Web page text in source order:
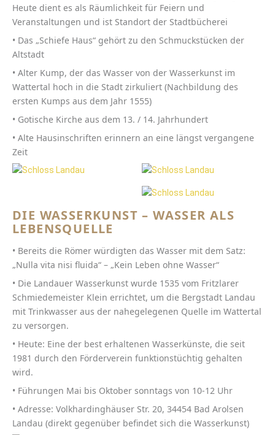
Heute dient es als Räumlichkeit für Feiern und
Veranstaltungen und ist Standort der Stadtbücherei
• Das „Schiefe Haus“ gehört zu den Schmuckstücken der
Altstadt
• Alter Kump, der das Wasser von der Wasserkunst im
Wattertal hoch in die Stadt zirkuliert (Nachbildung des
ersten Kumps aus dem Jahr 1555)
• Gotische Kirche aus dem 13. / 14. Jahrhundert
• Alte Hausinschriften erinnern an eine längst vergangene
Zeit
DIE WASSERKUNST – WASSER ALS
LEBENSQUELLE
• Bereits die Römer würdigten das Wasser mit dem Satz:
„Nulla vita nisi fluida“ – „Kein Leben ohne Wasser“
• Die Landauer Wasserkunst wurde 1535 vom Fritzlarer
Schmiedemeister Klein errichtet, um die Bergstadt Landau
mit Trinkwasser aus der nahegelegenen Quelle im Wattertal
zu versorgen.
• Heute: Eine der best erhaltenen Wasserkünste, die seit
1981 durch den Förderverein funktionstüchtig gehalten
wird.
• Führungen Mai bis Oktober sonntags von 10-12 Uhr
• Adresse: Volkhardinghäuser Str. 20, 34454 Bad Arolsen
Landau (direkt gegenüber befindet sich die Wasserkunst)